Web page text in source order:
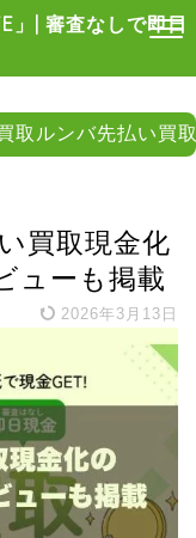
」| 審査なしで即日
取ルンバ先払い買
買取現金化
ューも掲載
2026年3月13日